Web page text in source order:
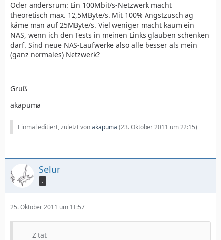
Oder andersrum: Ein 100Mbit/s-Netzwerk macht
theoretisch max. 12,5MByte/s. Mit 100% Angstzuschlag
käme man auf 25MByte/s. Viel weniger macht kaum ein
NAS, wenn ich den Tests in meinen Links glauben schenken
darf. Sind neue NAS-Laufwerke also alle besser als mein
(ganz normales) Netzwerk?
Gruß
akapuma
Einmal editiert, zuletzt vonakapuma (23. Oktober 2011 um 22:15)
Selur
.
25. Oktober 2011 um 11:57
Zitat